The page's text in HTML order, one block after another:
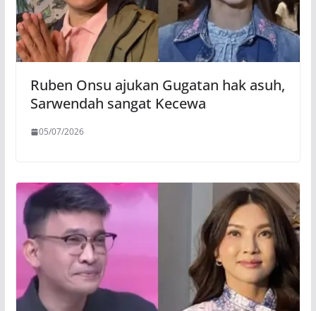
Ruben Onsu ajukan Gugatan hak asuh,
Sarwendah sangat Kecewa
05/07/2026